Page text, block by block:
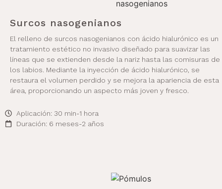
Surcos nasogenianos
El relleno de surcos nasogenianos con ácido hialurónico es un
tratamiento estético no invasivo diseñado para suavizar las
líneas que se extienden desde la nariz hasta las comisuras de
los labios. Mediante la inyección de ácido hialurónico, se
restaura el volumen perdido y se mejora la apariencia de esta
área, proporcionando un aspecto más joven y fresco.
Aplicación: 30 min-1 hora
Duración: 6 meses-2 años